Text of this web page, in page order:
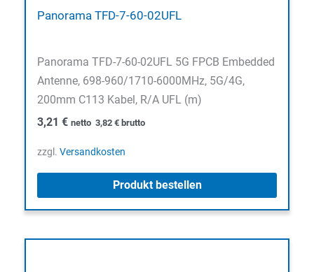
Panorama TFD-7-60-02UFL
Panorama TFD-7-60-02UFL 5G FPCB Embedded
Antenne, 698-960/1710-6000MHz, 5G/4G,
200mm C113 Kabel, R/A UFL (m)
3,21 € netto 3,82 € brutto
zzgl. Versandkosten
Produkt bestellen